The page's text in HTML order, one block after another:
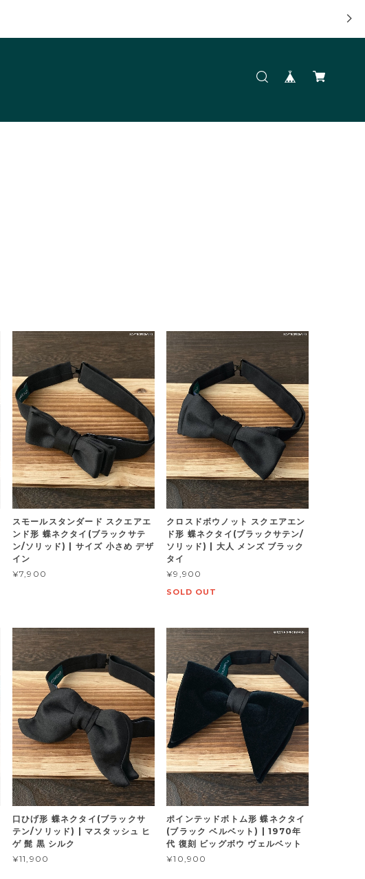
スモールスタンダード スクエアエ
ンド形 蝶ネクタイ(ブラックサテ
ン/ソリッド) | サイズ 小さめ デザ
イン
¥7,900
クロスドボウノット スクエアエン
ド形 蝶ネクタイ(ブラックサテン/
ソリッド) | 大人 メンズ ブラック
タイ
¥9,900
SOLD OUT
口ひげ形 蝶ネクタイ(ブラックサ
テン/ソリッド) | マスタッシュ ヒ
ゲ 髭 黒 シルク
¥11,900
ポインテッドボトム形 蝶ネクタイ
(ブラック ベルベット) | 1970年
代 復刻 ビッグボウ ヴェルベット
¥10,900